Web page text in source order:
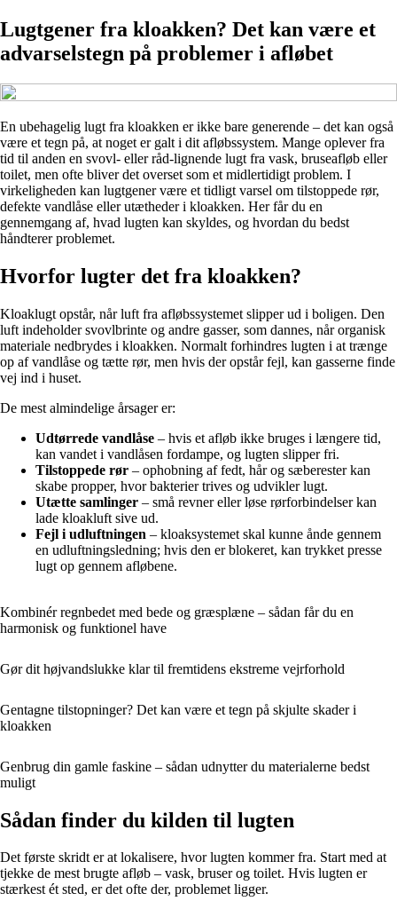
Lugtgener fra kloakken? Det kan være et
advarselstegn på problemer i afløbet
En ubehagelig lugt fra kloakken er ikke bare generende – det kan også
være et tegn på, at noget er galt i dit afløbssystem. Mange oplever fra
tid til anden en svovl- eller råd-lignende lugt fra vask, bruseafløb eller
toilet, men ofte bliver det overset som et midlertidigt problem. I
virkeligheden kan lugtgener være et tidligt varsel om tilstoppede rør,
defekte vandlåse eller utætheder i kloakken. Her får du en
gennemgang af, hvad lugten kan skyldes, og hvordan du bedst
håndterer problemet.
Hvorfor lugter det fra kloakken?
Kloaklugt opstår, når luft fra afløbssystemet slipper ud i boligen. Den
luft indeholder svovlbrinte og andre gasser, som dannes, når organisk
materiale nedbrydes i kloakken. Normalt forhindres lugten i at trænge
op af vandlåse og tætte rør, men hvis der opstår fejl, kan gasserne finde
vej ind i huset.
De mest almindelige årsager er:
Udtørrede vandlåse – hvis et afløb ikke bruges i længere tid,
kan vandet i vandlåsen fordampe, og lugten slipper fri.
Tilstoppede rør – ophobning af fedt, hår og sæberester kan
skabe propper, hvor bakterier trives og udvikler lugt.
Utætte samlinger – små revner eller løse rørforbindelser kan
lade kloakluft sive ud.
Fejl i udluftningen – kloaksystemet skal kunne ånde gennem
en udluftningsledning; hvis den er blokeret, kan trykket presse
lugt op gennem afløbene.
Kombinér regnbedet med bede og græsplæne – sådan får du en
harmonisk og funktionel have
Gør dit højvandslukke klar til fremtidens ekstreme vejrforhold
Gentagne tilstopninger? Det kan være et tegn på skjulte skader i
kloakken
Genbrug din gamle faskine – sådan udnytter du materialerne bedst
muligt
Sådan finder du kilden til lugten
Det første skridt er at lokalisere, hvor lugten kommer fra. Start med at
tjekke de mest brugte afløb – vask, bruser og toilet. Hvis lugten er
stærkest ét sted, er det ofte der, problemet ligger.